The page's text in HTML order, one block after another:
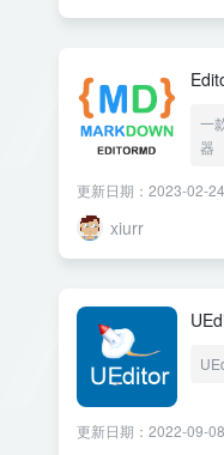
一
器
更新日期：2023-02-
xiurr
更新日期：2022-09-